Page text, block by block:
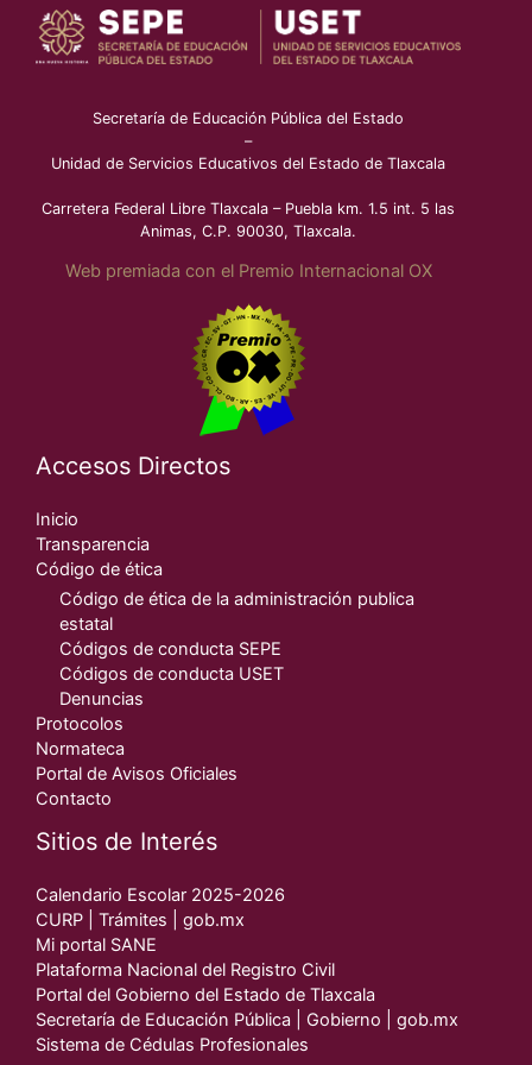
Secretaría de Educación Pública del Estado
–
Unidad de Servicios Educativos del Estado de Tlaxcala
Carretera Federal Libre Tlaxcala – Puebla km. 1.5 int. 5 las
Animas, C.P. 90030, Tlaxcala.
Web premiada con el Premio Internacional OX
Accesos Directos
Inicio
Transparencia
Código de ética
Código de ética de la administración publica
estatal
Códigos de conducta SEPE
Códigos de conducta USET
Denuncias
Protocolos
Normateca
Portal de Avisos Oficiales
Contacto
Sitios de Interés
Calendario Escolar 2025-2026
CURP | Trámites | gob.mx
Mi portal SANE
Plataforma Nacional del Registro Civil
Portal del Gobierno del Estado de Tlaxcala
Secretaría de Educación Pública | Gobierno | gob.mx
Sistema de Cédulas Profesionales